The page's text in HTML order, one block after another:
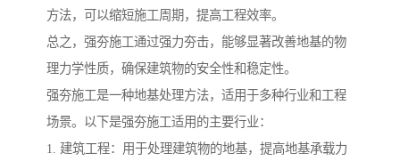
方法，可以缩短施工周期，提高工程效率。
总之，强夯施工通过强力夯击，能够显著改善地基的物
理力学性质，确保建筑物的安全性和稳定性。
强夯施工是一种地基处理方法，适用于多种行业和工程
场景。以下是强夯施工适用的主要行业：
1. 建筑工程：用于处理建筑物的地基，提高地基承载力